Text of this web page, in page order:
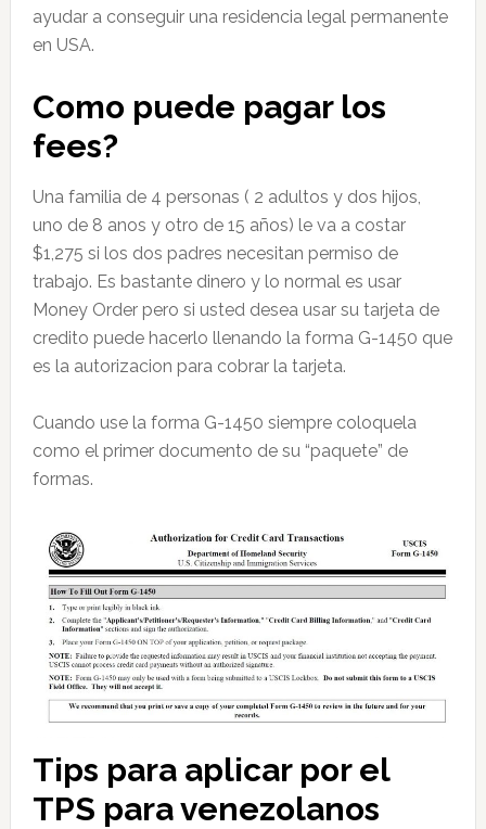
ayudar a conseguir una residencia legal permanente
en USA.
Como puede pagar los
fees?
Una familia de 4 personas ( 2 adultos y dos hijos,
uno de 8 anos y otro de 15 años) le va a costar
$1,275 si los dos padres necesitan permiso de
trabajo. Es bastante dinero y lo normal es usar
Money Order pero si usted desea usar su tarjeta de
credito puede hacerlo llenando la forma G-1450 que
es la autorizacion para cobrar la tarjeta.
Cuando use la forma G-1450 siempre coloquela
como el primer documento de su “paquete” de
formas.
Tips para aplicar por el
TPS para venezolanos